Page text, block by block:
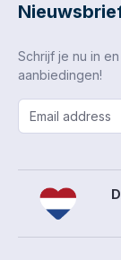
Schrijf je nu in
aanbiedingen!